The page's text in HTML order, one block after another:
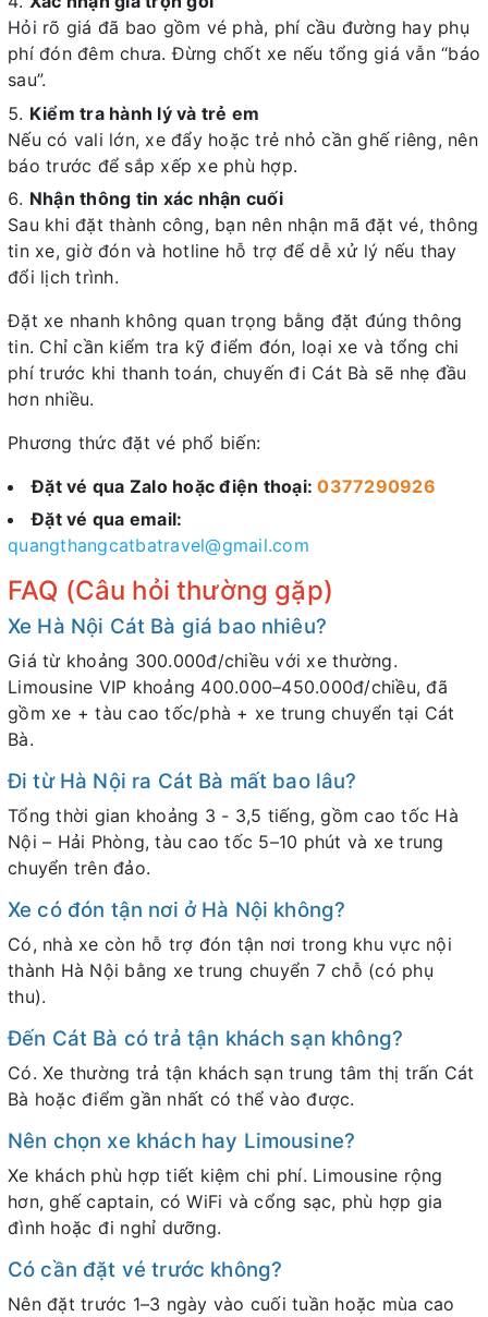
Hỏi rõ giá đã bao gồm vé phà, phí cầu đường hay phụ
phí đón đêm chưa. Đừng chốt xe nếu tổng giá vẫn “báo
sau”.
Kiểm tra hành lý và trẻ em
Nếu có vali lớn, xe đẩy hoặc trẻ nhỏ cần ghế riêng, nên
báo trước để sắp xếp xe phù hợp.
Nhận thông tin xác nhận cuối
Sau khi đặt thành công, bạn nên nhận mã đặt vé, thông
tin xe, giờ đón và hotline hỗ trợ để dễ xử lý nếu thay
đổi lịch trình.
Đặt xe nhanh không quan trọng bằng đặt đúng thông
tin. Chỉ cần kiểm tra kỹ điểm đón, loại xe và tổng chi
phí trước khi thanh toán, chuyến đi Cát Bà sẽ nhẹ đầu
hơn nhiều.
Phương thức đặt vé phổ biến:
Đặt vé qua Zalo hoặc điện thoại:0377290926
Đặt vé qua email:
quangthangcatbatravel@gmail.com
FAQ (Câu hỏi thường gặp)
Xe Hà Nội Cát Bà giá bao nhiêu?
Giá từ khoảng 300.000đ/chiều với xe thường.
Limousine VIP khoảng 400.000–450.000đ/chiều, đã
gồm xe + tàu cao tốc/phà + xe trung chuyển tại Cát
Bà.
Đi từ Hà Nội ra Cát Bà mất bao lâu?
Tổng thời gian khoảng 3 - 3,5 tiếng, gồm cao tốc Hà
Nội – Hải Phòng, tàu cao tốc 5–10 phút và xe trung
chuyển trên đảo.
Xe có đón tận nơi ở Hà Nội không?
Có, nhà xe còn hỗ trợ đón tận nơi trong khu vực nội
thành Hà Nội bằng xe trung chuyển 7 chỗ (có phụ
thu).
Đến Cát Bà có trả tận khách sạn không?
Có. Xe thường trả tận khách sạn trung tâm thị trấn Cát
Bà hoặc điểm gần nhất có thể vào được.
Nên chọn xe khách hay Limousine?
Xe khách phù hợp tiết kiệm chi phí. Limousine rộng
hơn, ghế captain, có WiFi và cổng sạc, phù hợp gia
đình hoặc đi nghỉ dưỡng.
Có cần đặt vé trước không?
Nên đặt trước 1–3 ngày vào cuối tuần hoặc mùa cao